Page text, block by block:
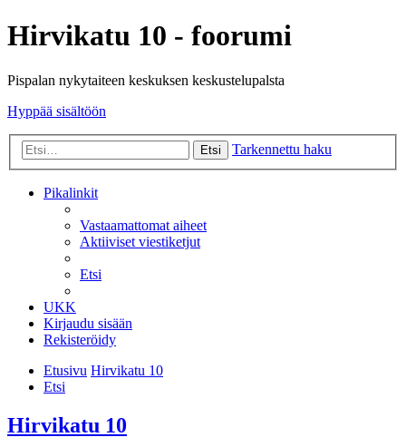
Hirvikatu 10 - foorumi
Pispalan nykytaiteen keskuksen keskustelupalsta
Hyppää sisältöön
Etsi Tarkennettu haku
Pikalinkit
Vastaamattomat aiheet
Aktiiviset viestiketjut
Etsi
UKK
Kirjaudu sisään
Rekisteröidy
Etusivu Hirvikatu 10
Etsi
Hirvikatu 10